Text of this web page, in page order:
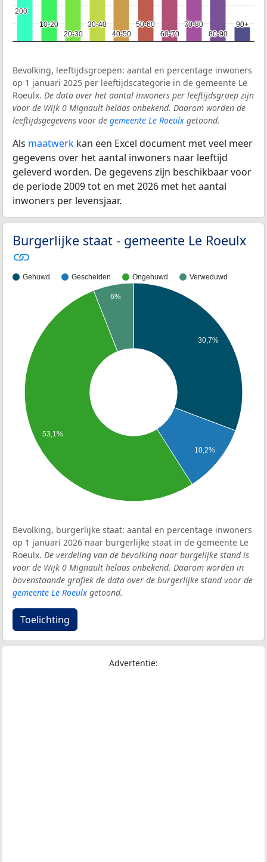
10-20
10-20
20-30
20-30
30-40
30-40
40-50
40-50
50-60
50-60
60-70
60-70
70-80
70-80
80-90
80-90
90+
90+
200
200
Bevolking, leeftijdsgroepen: aantal en percentage inwoners
op 1 januari 2025 per leeftijdscategorie in de gemeente Le
Roeulx. De data over het aantal inwoners per leeftijdsgroep zijn
voor de Wijk 0 Mignault helaas onbekend. Daarom worden de
leeftijdsgegevens voor de gemeente Le Roeulx getoond.
Als maatwerk kan een Excel document met veel meer
gegevens over het aantal inwoners naar leeftijd
geleverd worden. De gegevens zijn beschikbaar voor
de periode 2009 tot en met 2026 met het aantal
inwoners per levensjaar.
Burgerlijke staat - gemeente Le Roeulx
Gehuwd Gescheiden Ongehuwd Verweduwd
30,7%
10,2%
6%
53,1%
Bevolking, burgerlijke staat: aantal en percentage inwoners
op 1 januari 2026 naar burgerlijke staat in de gemeente Le
Roeulx. De verdeling van de bevolking naar burgelijke stand is
voor de Wijk 0 Mignault helaas onbekend. Daarom worden in
bovenstaande grafiek de data over de burgerlijke stand voor de
gemeente Le Roeulx getoond.
Toelichting
Advertentie: